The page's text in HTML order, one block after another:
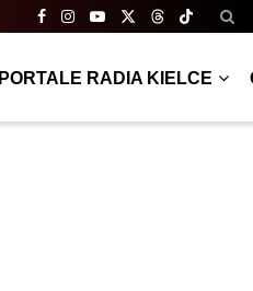
PORTALE RADIA KIELCE